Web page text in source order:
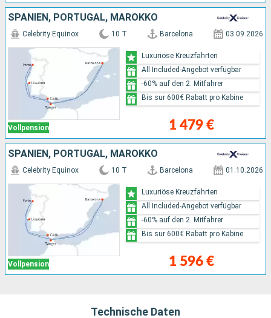
SPANIEN, PORTUGAL, MAROKKO
Vollpension
Celebrity Equinox 10 T Barcelona 03.09.2026
1 479 €
Luxuriöse Kreuzfahrten
All Included-Angebot verfügbar
-60% auf den 2. Mitfahrer
Bis sur 600€ Rabatt pro Kabine
SPANIEN, PORTUGAL, MAROKKO
Vollpension
Celebrity Equinox 10 T Barcelona 01.10.2026
1 596 €
Luxuriöse Kreuzfahrten
All Included-Angebot verfügbar
-60% auf den 2. Mitfahrer
Bis sur 600€ Rabatt pro Kabine
Technische Daten